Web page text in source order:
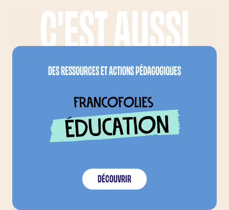
C'EST AUSSI
LES FRANCOFOLIES, C'EST AUSSI...
FRANCOFOLIES
DES RESSOURCES ET ACTIONS PÉDAGOGIQUES
DÉCOUVRIR